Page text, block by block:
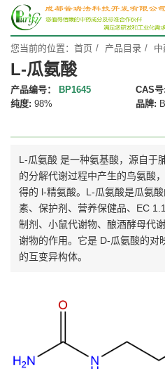
您当前的位置： 首页 产品目录
L-瓜氨酸
产品编号： BP1645 CAS号:
纯度: 98% 品牌:
L-瓜氨酸 是一种氨基酸，源自于
的分解代谢过程中产生的鸟氨酸
得的 l-精氨酸。L-瓜氨酸是瓜氨
素、保护剂、营养保健品、EC
制剂、小鼠代谢物、酿酒酵母代
谢物的作用。它是 D-瓜氨酸的对
的互变异构体。